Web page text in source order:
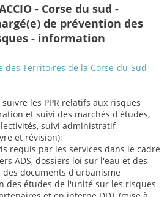
- Corse du sud -
de prévention des
- information
des Territoires de la Corse-du-Sud
les PPR relatifs aux risques
et suivi des marchés d'études,
suivi administratif
et révision);
requis par les services dans le cadre
ADS, dossiers loi sur l'eau et des
documents d'urbanisme
des études de l'unité sur les risques